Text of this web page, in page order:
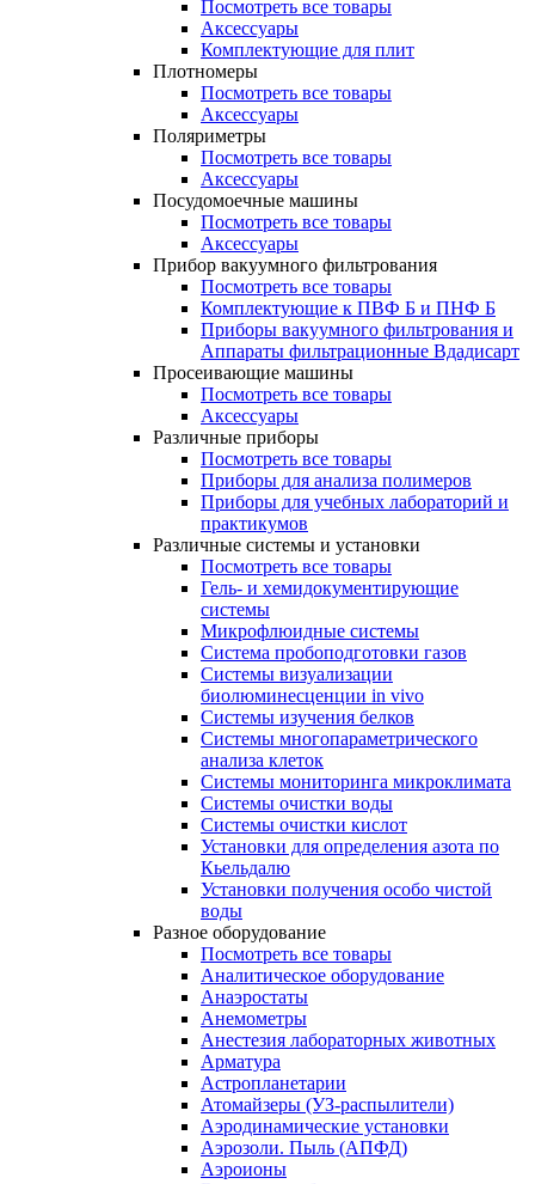
Посмотреть все товары
Аксессуары
Комплектующие для плит
Плотномеры
Посмотреть все товары
Аксессуары
Поляриметры
Посмотреть все товары
Аксессуары
Посудомоечные машины
Посмотреть все товары
Аксессуары
Прибор вакуумного фильтрования
Посмотреть все товары
Комплектующие к ПВФ Б и ПНФ Б
Приборы вакуумного фильтрования и
Аппараты фильтрационные Вдадисарт
Просеивающие машины
Посмотреть все товары
Аксессуары
Различные приборы
Посмотреть все товары
Приборы для анализа полимеров
Приборы для учебных лабораторий и
практикумов
Различные системы и установки
Посмотреть все товары
Гель- и хемидокументирующие
системы
Микрофлюидные системы
Система пробоподготовки газов
Системы визуализации
биолюминесценции in vivo
Системы изучения белков
Системы многопараметрического
анализа клеток
Системы мониторинга микроклимата
Системы очистки воды
Системы очистки кислот
Установки для определения азота по
Кьельдалю
Установки получения особо чистой
воды
Разное оборудование
Посмотреть все товары
Аналитическое оборудование
Анаэростаты
Анемометры
Анестезия лабораторных животных
Арматура
Астропланетарии
Атомайзеры (УЗ-распылители)
Аэродинамические установки
Аэрозоли. Пыль (АПФД)
Аэроионы